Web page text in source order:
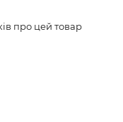
про цей товар